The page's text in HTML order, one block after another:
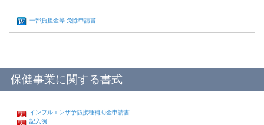
一部負担金等 免除申請書
保健事業に関する書式
インフルエンザ予防接種補助金申請書
記入例